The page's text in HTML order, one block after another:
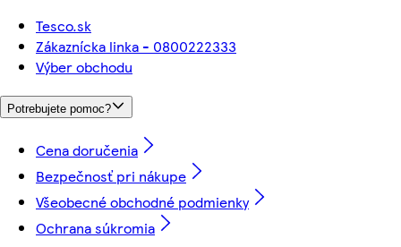
Tesco.sk
Zákaznícka linka - 0800222333
Výber obchodu
Potrebujete pomoc?
Cena doručenia
Bezpečnosť pri nákupe
Všeobecné obchodné podmienky
Ochrana súkromia